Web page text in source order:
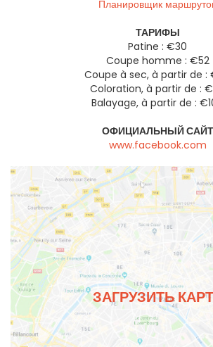
Планировщик
ТАРИФЫ
Patine : €30
Coupe homme : €52
Coupe à sec, à partir de :
Coloration, à partir de :
Balayage, à partir de :
ОФИЦИАЛЬНЫЙ САЙТ
www.facebook.com
ЗАГРУЗИТЬ